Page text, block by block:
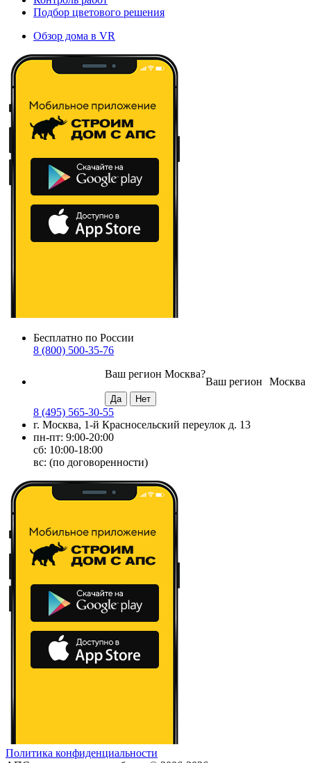
Подбор цветового решения
Обзор дома в VR
Бесплатно по России
8 (800) 500-35-76
Москва
Ваш регион
Ваш регион Москва?
8 (495) 565-30-55
г. Москва, 1-й Красносельский переулок д. 13
пн-пт: 9:00-20:00
сб: 10:00-18:00
вс: (по договоренности)
Политика конфиденциальности